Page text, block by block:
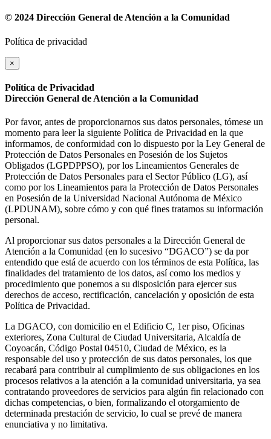
© 2024 Dirección General de Atención a la Comunidad
Política de privacidad
×
Política de Privacidad
Dirección General de Atención a la Comunidad
Por favor, antes de proporcionarnos sus datos personales, tómese un
momento para leer la siguiente Política de Privacidad en la que
informamos, de conformidad con lo dispuesto por la Ley General de
Protección de Datos Personales en Posesión de los Sujetos
Obligados (LGPDPPSO), por los Lineamientos Generales de
Protección de Datos Personales para el Sector Público (LG), así
como por los Lineamientos para la Protección de Datos Personales
en Posesión de la Universidad Nacional Autónoma de México
(LPDUNAM), sobre cómo y con qué fines tratamos su información
personal.
Al proporcionar sus datos personales a la Dirección General de
Atención a la Comunidad (en lo sucesivo “DGACO”) se da por
entendido que está de acuerdo con los términos de esta Política, las
finalidades del tratamiento de los datos, así como los medios y
procedimiento que ponemos a su disposición para ejercer sus
derechos de acceso, rectificación, cancelación y oposición de esta
Política de Privacidad.
La DGACO, con domicilio en el Edificio C, 1er piso, Oficinas
exteriores, Zona Cultural de Ciudad Universitaria, Alcaldía de
Coyoacán, Código Postal 04510, Ciudad de México, es la
responsable del uso y protección de sus datos personales, los que
recabará para contribuir al cumplimiento de sus obligaciones en los
procesos relativos a la atención a la comunidad universitaria, ya sea
contratando proveedores de servicios para algún fin relacionado con
dichas competencias, o bien, formalizando el otorgamiento de
determinada prestación de servicio, lo cual se prevé de manera
enunciativa y no limitativa.